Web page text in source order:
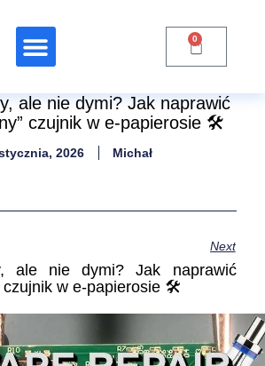
0
ale nie dymi? Jak naprawić
czujnik w e-papierosie 🛠️
2026 Michał
Next
ale nie dymi? Jak naprawić
czujnik w e-papierosie 🛠️